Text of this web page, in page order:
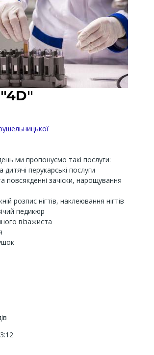
ми пропонуємо такі послуги:
дитячі перукарські послуги
повсякденні зачіски, нарощування
розпис нігтів, наклеювання нігтів
педикюр
візажиста